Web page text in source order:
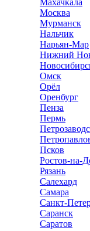
Махачкала
Москва
Мурманск
Нальчик
Нарьян-Мар
Нижний
Омск
Орёл
Оренбург
Пенза
Пермь
Псков
Ростов-на-
Рязань
Салехард
Самара
Санкт-
Саранск
Саратов